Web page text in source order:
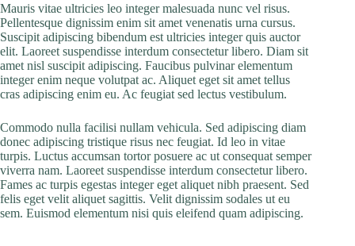
$60.00.
$55.00.
Mauris vitae ultricies leo integer malesuada nunc vel risus.
Pellentesque dignissim enim sit amet venenatis urna cursus.
Suscipit adipiscing bibendum est ultricies integer quis auctor
elit. Laoreet suspendisse interdum consectetur libero. Diam sit
amet nisl suscipit adipiscing. Faucibus pulvinar elementum
integer enim neque volutpat ac. Aliquet eget sit amet tellus
cras adipiscing enim eu. Ac feugiat sed lectus vestibulum.
Commodo nulla facilisi nullam vehicula. Sed adipiscing diam
donec adipiscing tristique risus nec feugiat. Id leo in vitae
turpis. Luctus accumsan tortor posuere ac ut consequat semper
viverra nam. Laoreet suspendisse interdum consectetur libero.
Fames ac turpis egestas integer eget aliquet nibh praesent. Sed
felis eget velit aliquet sagittis. Velit dignissim sodales ut eu
sem. Euismod elementum nisi quis eleifend quam adipiscing.